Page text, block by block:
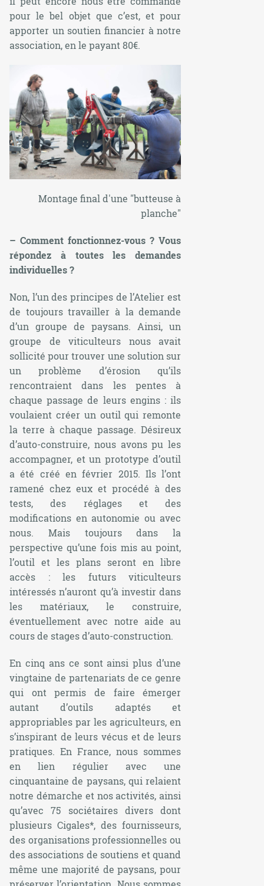
pour le bel objet que c’est, et pour
apporter un soutien financier à notre
association, en le payant 80€.
Montage final d'une "butteuse à
planche"
– Comment fonctionnez-vous ? Vous
répondez à toutes les demandes
individuelles ?
Non, l’un des principes de l’Atelier est
de toujours travailler à la demande
d’un groupe de paysans. Ainsi, un
groupe de viticulteurs nous avait
sollicité pour trouver une solution sur
un problème d’érosion qu’ils
rencontraient dans les pentes à
chaque passage de leurs engins : ils
voulaient créer un outil qui remonte
la terre à chaque passage. Désireux
d’auto-construire, nous avons pu les
accompagner, et un prototype d’outil
a été créé en février 2015. Ils l’ont
ramené chez eux et procédé à des
tests, des réglages et des
modifications en autonomie ou avec
nous. Mais toujours dans la
perspective qu’une fois mis au point,
l’outil et les plans seront en libre
accès : les futurs viticulteurs
intéressés n’auront qu’à investir dans
les matériaux, le construire,
éventuellement avec notre aide au
cours de stages d’auto-construction.
En cinq ans ce sont ainsi plus d’une
vingtaine de partenariats de ce genre
qui ont permis de faire émerger
autant d’outils adaptés et
appropriables par les agriculteurs, en
s’inspirant de leurs vécus et de leurs
pratiques. En France, nous sommes
en lien régulier avec une
cinquantaine de paysans, qui relaient
notre démarche et nos activités, ainsi
qu’avec 75 sociétaires divers dont
plusieurs Cigales*, des fournisseurs,
des organisations professionnelles ou
des associations de soutiens et quand
même une majorité de paysans, pour